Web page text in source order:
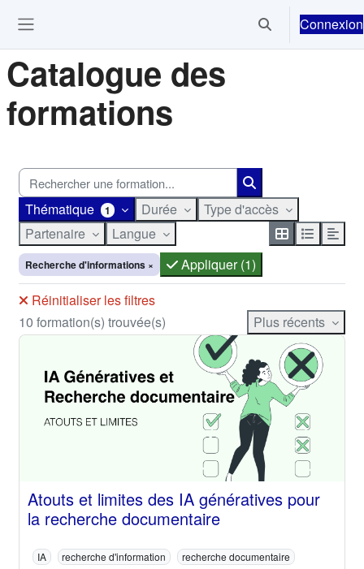
Activer/Connexion
Catalogue des
formations
Thématique 1 Durée
Type d'accès
Partenaire
Langue
Recherche d'informations ×
Appliquer (1)
Réinitialiser les filtres
10 formation(s) trouvée(s)
Plus récents
Atouts et limites des IA génératives pour
la recherche documentaire
IA recherche d'information recherche documentaire